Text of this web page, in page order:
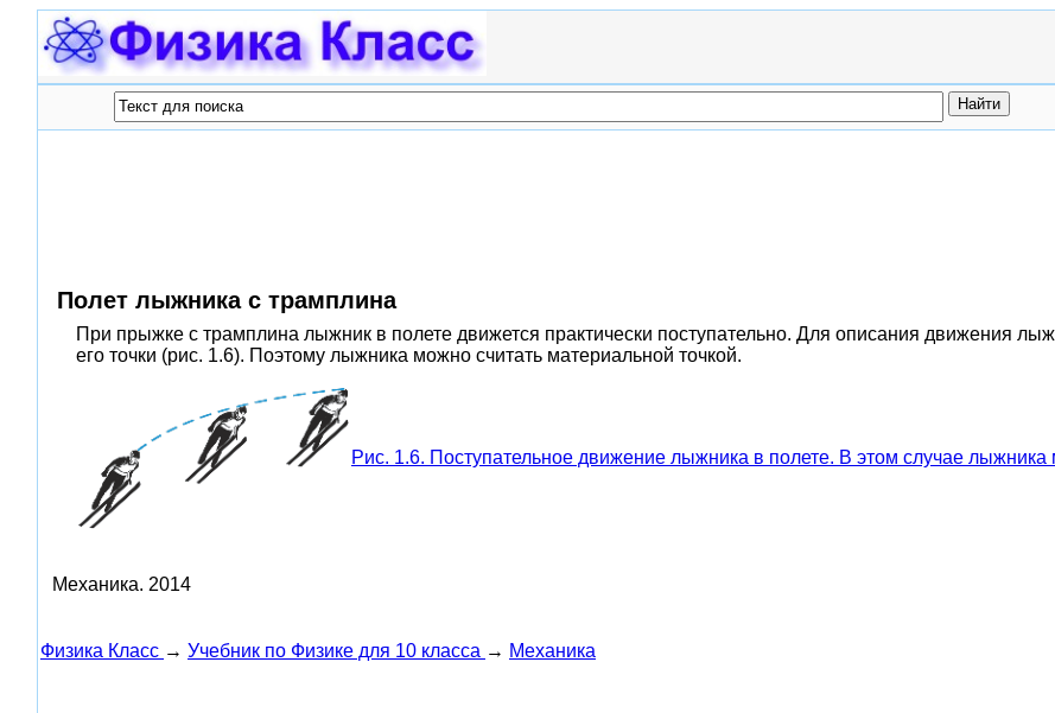
Полет лыжника с трамплина
При прыжке с трамплина лыжник в полете движется практически поступательно. Для описания движения
его точки (рис. 1.6). Поэтому лыжника можно считать материальной точкой.
Рис. 1.6. Поступательное движение лыжника в полете. В этом случае лыжника
Механика. 2014
Физика Класс → Учебник по Физике для 10 класса → Механика